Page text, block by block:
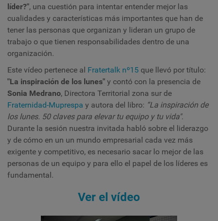
líder?", una cuestión para intentar entender mejor las
cualidades y características más importantes que han de
tener las personas que organizan y lideran un grupo de
trabajo o que tienen responsabilidades dentro de una
organización.
Este vídeo pertenece al Fratertalk nº15 que llevó por título:
"La inspiración de los lunes" y contó con la presencia de
Sonia Medrano, Directora Territorial zona sur de
Fraternidad-Muprespa y autora del libro: “La inspiración de
los lunes. 50 claves para elevar tu equipo y tu vida".
Durante la sesión nuestra invitada habló sobre el liderazgo
y de cómo en un un mundo empresarial cada vez más
exigente y competitivo, es necesario sacar lo mejor de las
personas de un equipo y para ello el papel de los líderes es
fundamental.
Ver el vídeo